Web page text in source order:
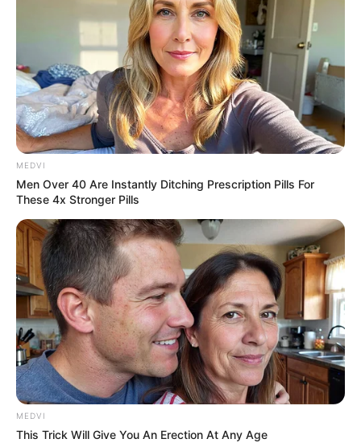
-ad9
O jornalismo do JASB.com.br precisa de você para continuar
marcando ponto na vida dos ACS e ACE.
notícias em suas redes sociais!
MEDVI
Men Over 40 Are Instantly Ditching Prescription Pills For
These 4x Stronger Pills
MEDVI
This Trick Will Give You An Erection At Any Age